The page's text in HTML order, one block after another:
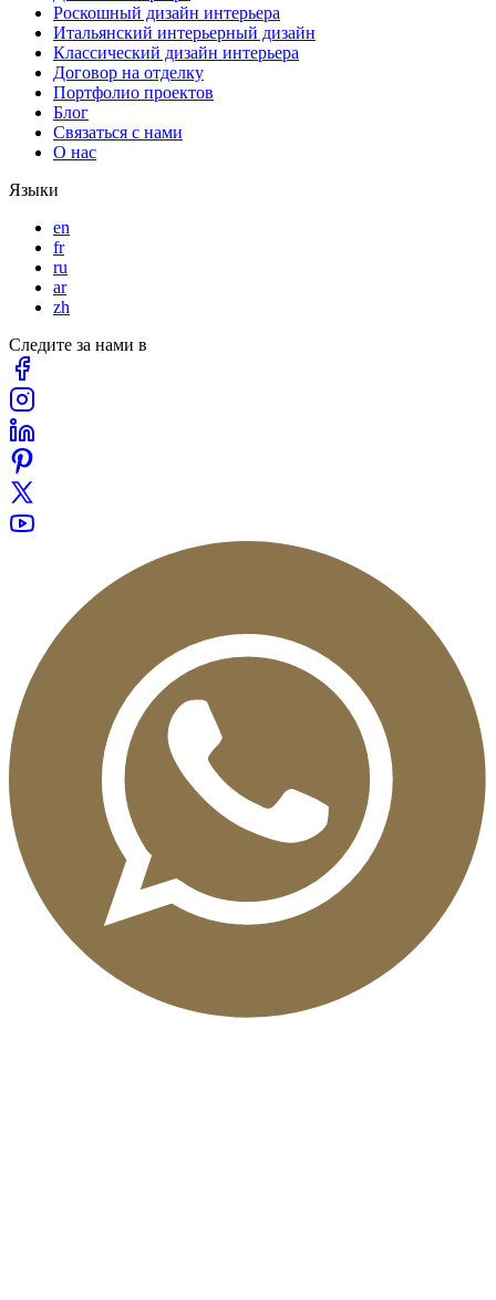
Роскошный дизайн интерьера
Итальянский интерьерный дизайн
Классический дизайн интерьера
Договор на отделку
Портфолио проектов
Блог
Связаться с нами
О нас
Языки
en
fr
ru
ar
zh
Следите за нами в